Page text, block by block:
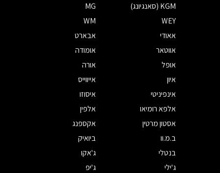
KGM (סאנגיונג)
MG
WEY
WM
אאודי
אבארט
אווטאר
אומודה
אופל
אורה
איון
אייווייס
אינפיניטי
איסוזו
אלפא רומיאו
אלפין
אסטון מרטין
אקספנג
ב.מ.וו
ביואיק
בנטלי
ג'אקו
ג'ילי
ג'יפ